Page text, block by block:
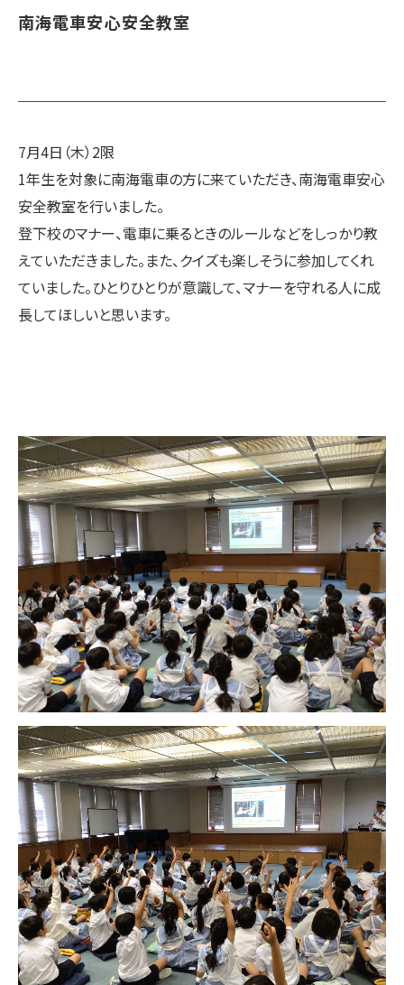
南海電車安心安全教室
7月4日（木）2限
1年生を対象に南海電車の方に来ていただき、南海電車安心
安全教室を行いました。
登下校のマナー、電車に乗るときのルールなどをしっかり教
えていただきました。また、クイズも楽しそうに参加してくれ
ていました。ひとりひとりが意識して、マナーを守れる人に成
長してほしいと思います。